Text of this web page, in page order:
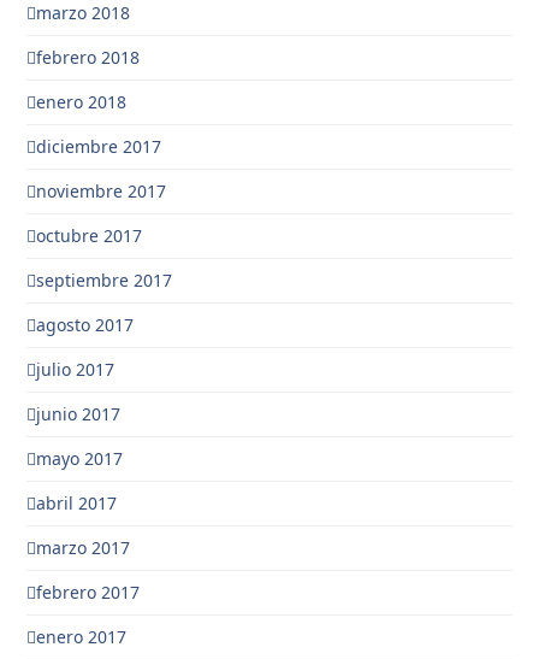
marzo 2018
febrero 2018
enero 2018
diciembre 2017
noviembre 2017
octubre 2017
septiembre 2017
agosto 2017
julio 2017
junio 2017
mayo 2017
abril 2017
marzo 2017
febrero 2017
enero 2017